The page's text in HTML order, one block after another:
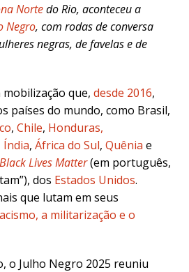
Nortedo Rio, aconteceu a
Negro, com rodas de conversa
negras, de favelas e de
que, desde 2016,
países do mundo, como Brasil,
, Chile, Honduras,
, África do Sul, Quênia e
Black Lives Matter(em português,
dos Estados Unidos.
que lutam em seus
a militarização e o
o Julho Negro 2025 reuniu